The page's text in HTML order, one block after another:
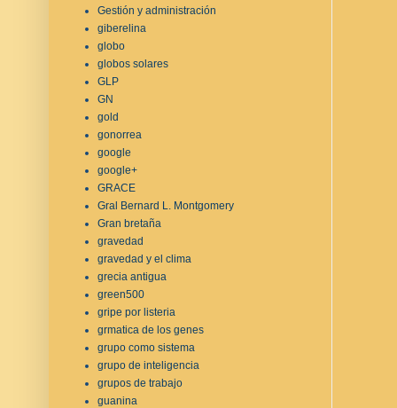
Gestión y administración
giberelina
globo
globos solares
GLP
GN
gold
gonorrea
google
google+
GRACE
Gral Bernard L. Montgomery
Gran bretaña
gravedad
gravedad y el clima
grecia antigua
green500
gripe por listeria
grmatica de los genes
grupo como sistema
grupo de inteligencia
grupos de trabajo
guanina